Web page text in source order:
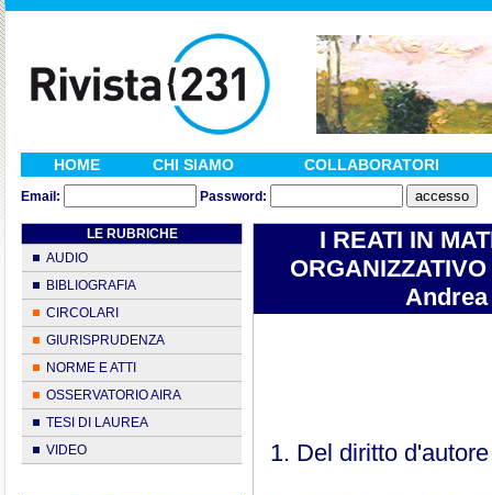
HOME CHI SIAMO COLLABORATORI
Email: Password:
LE RUBRICHE
AUDIO
BIBLIOGRAFIA
CIRCOLARI
GIURISPRUDENZA
NORME E ATTI
OSSERVATORIO AIRA
TESI DI LAUREA
VIDEO
I REATI IN
1. Del diritto